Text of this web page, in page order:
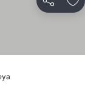
Partilhar